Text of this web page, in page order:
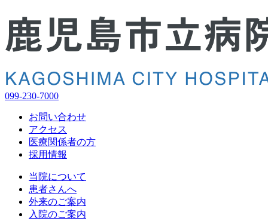
099-230-7000
お問い合わせ
アクセス
医療関係者の方
採用情報
当院について
患者さんへ
外来のご案内
入院のご案内